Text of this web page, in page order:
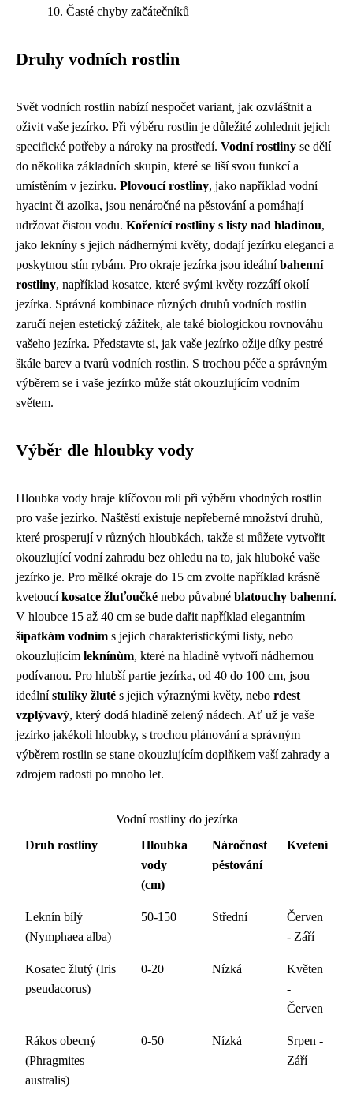
Časté chyby začátečníků
Druhy vodních rostlin
Svět vodních rostlin nabízí nespočet variant, jak ozvláštnit a
oživit vaše jezírko. Při výběru rostlin je důležité zohlednit jejich
specifické potřeby a nároky na prostředí. Vodní rostliny se dělí
do několika základních skupin, které se liší svou funkcí a
umístěním v jezírku. Plovoucí rostliny, jako například vodní
hyacint či azolka, jsou nenáročné na pěstování a pomáhají
udržovat čistou vodu. Kořenící rostliny s listy nad hladinou,
jako lekníny s jejich nádhernými květy, dodají jezírku eleganci a
poskytnou stín rybám. Pro okraje jezírka jsou ideálníbahenní
rostliny, například kosatce, které svými květy rozzáří okolí
jezírka. Správná kombinace různých druhů vodních rostlin
zaručí nejen estetický zážitek, ale také biologickou rovnováhu
vašeho jezírka. Představte si, jak vaše jezírko ožije díky pestré
škále barev a tvarů vodních rostlin. S trochou péče a správným
výběrem se i vaše jezírko může stát okouzlujícím vodním
světem.
Výběr dle hloubky vody
Hloubka vody hraje klíčovou roli při výběru vhodných rostlin
pro vaše jezírko. Naštěstí existuje nepřeberné množství druhů,
které prosperují v různých hloubkách, takže si můžete vytvořit
okouzlující vodní zahradu bez ohledu na to, jak hluboké vaše
jezírko je. Pro mělké okraje do 15 cm zvolte například krásně
kvetoucíkosatce žluťoučké nebo půvabné blatouchy bahenní.
V hloubce 15 až 40 cm se bude dařit například elegantním
šípatkám vodním s jejich charakteristickými listy, nebo
okouzlujícím leknínům, které na hladině vytvoří nádhernou
podívanou. Pro hlubší partie jezírka, od 40 do 100 cm, jsou
ideálnístulíky žluté s jejich výraznými květy, nebo rdest
vzplývavý, který dodá hladině zelený nádech. Ať už je vaše
jezírko jakékoli hloubky, s trochou plánování a správným
výběrem rostlin se stane okouzlujícím doplňkem vaší zahrady a
zdrojem radosti po mnoho let.
Vodní rostliny do jezírka
Druh rostliny
Hloubka
vody
(cm)
Náročnost
pěstování
Kvetení
Leknín bílý
(Nymphaea alba)
50-150 Střední
Červen
- Září
Kosatec žlutý (Iris
pseudacorus)
0-20 Nízká
Květen
-
Červen
Rákos obecný
(Phragmites
australis)
0-50 Nízká
Srpen -
Září